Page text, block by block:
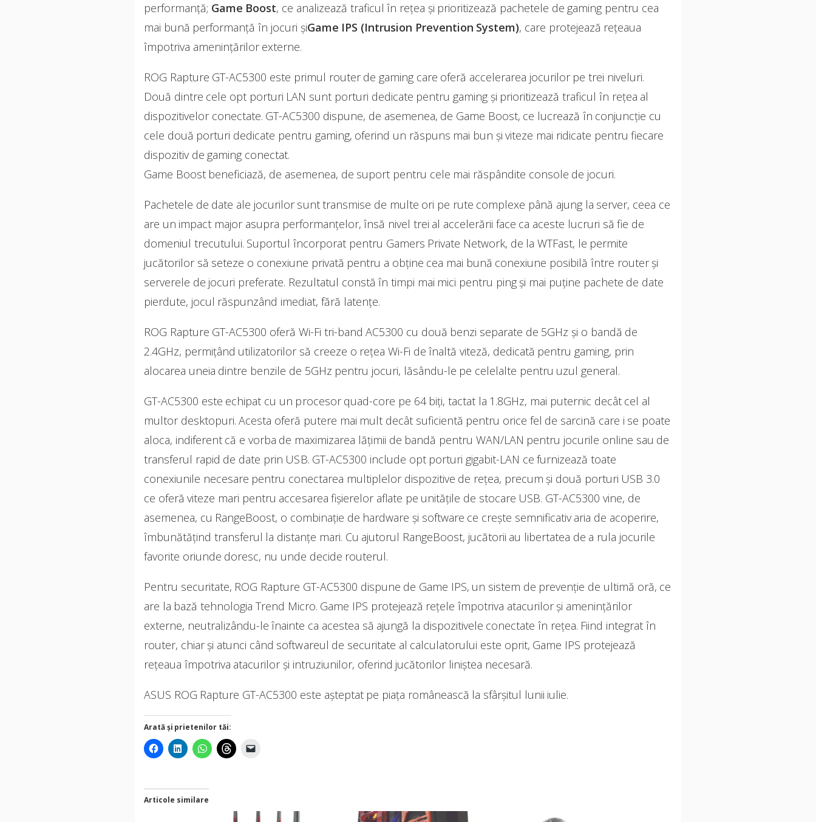
performanță; Game Boost, ce analizează traficul în rețea și prioritizează pachetele de gaming pentru cea
mai bună performanță în jocuri șiGame IPS (Intrusion Prevention System), care protejează rețeaua
împotriva amenințărilor externe.
ROG Rapture GT-AC5300 este primul router de gaming care oferă accelerarea jocurilor pe trei niveluri.
Două dintre cele opt porturi LAN sunt porturi dedicate pentru gaming și prioritizează traficul în rețea al
dispozitivelor conectate. GT-AC5300 dispune, de asemenea, de Game Boost, ce lucrează în conjuncție cu
cele două porturi dedicate pentru gaming, oferind un răspuns mai bun și viteze mai ridicate pentru fiecare
dispozitiv de gaming conectat.
Game Boost beneficiază, de asemenea, de suport pentru cele mai răspândite console de jocuri.
Pachetele de date ale jocurilor sunt transmise de multe ori pe rute complexe până ajung la server, ceea ce
are un impact major asupra performanțelor, însă nivel trei al accelerării face ca aceste lucruri să fie de
domeniul trecutului. Suportul încorporat pentru Gamers Private Network, de la WTFast, le permite
jucătorilor să seteze o conexiune privată pentru a obține cea mai bună conexiune posibilă între router și
serverele de jocuri preferate. Rezultatul constă în timpi mai mici pentru ping și mai puține pachete de date
pierdute, jocul răspunzând imediat, fără latențe.
ROG Rapture GT-AC5300 oferă Wi-Fi tri-band AC5300 cu două benzi separate de 5GHz și o bandă de
2.4GHz, permițând utilizatorilor să creeze o rețea Wi-Fi de înaltă viteză, dedicată pentru gaming, prin
alocarea uneia dintre benzile de 5GHz pentru jocuri, lăsându-le pe celelalte pentru uzul general.
GT-AC5300 este echipat cu un procesor quad-core pe 64 biți, tactat la 1.8GHz, mai puternic decât cel al
multor desktopuri. Acesta oferă putere mai mult decât suficientă pentru orice fel de sarcină care i se poate
aloca, indiferent că e vorba de maximizarea lățimii de bandă pentru WAN/LAN pentru jocurile online sau de
transferul rapid de date prin USB. GT-AC5300 include opt porturi gigabit-LAN ce furnizează toate
conexiunile necesare pentru conectarea multiplelor dispozitive de rețea, precum și două porturi USB 3.0
ce oferă viteze mari pentru accesarea fișierelor aflate pe unitățile de stocare USB. GT-AC5300 vine, de
asemenea, cu RangeBoost, o combinație de hardware și software ce crește semnificativ aria de acoperire,
îmbunătățind transferul la distanțe mari. Cu ajutorul RangeBoost, jucătorii au libertatea de a rula jocurile
favorite oriunde doresc, nu unde decide routerul.
Pentru securitate, ROG Rapture GT-AC5300 dispune de Game IPS, un sistem de prevenție de ultimă oră, ce
are la bază tehnologia Trend Micro. Game IPS protejează rețele împotriva atacurilor și amenințărilor
externe, neutralizându-le înainte ca acestea să ajungă la dispozitivele conectate în rețea. Fiind integrat în
router, chiar și atunci când softwareul de securitate al calculatorului este oprit, Game IPS protejează
rețeaua împotriva atacurilor și intruziunilor, oferind jucătorilor liniștea necesară.
ASUS ROG Rapture GT-AC5300 este așteptat pe piața românească la sfârșitul lunii iulie.
Arată și prietenilor tăi:
Articole similare